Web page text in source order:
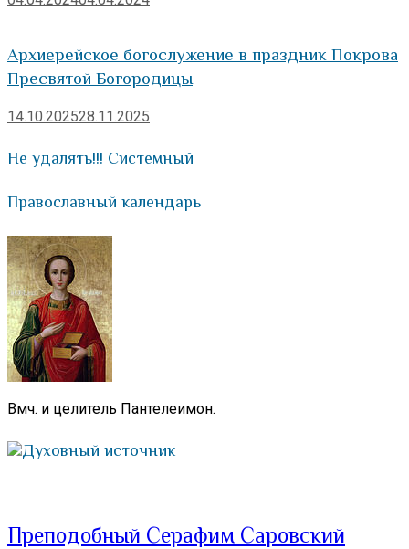
Архиерейское богослужение в праздник Покрова
Пресвятой Богородицы
14.10.202528.11.2025
Не удалять!!! Системный
Православный календарь
Вмч. и целитель Пантелеимон.
Духовный источник
Преподобный Серафим Саровский